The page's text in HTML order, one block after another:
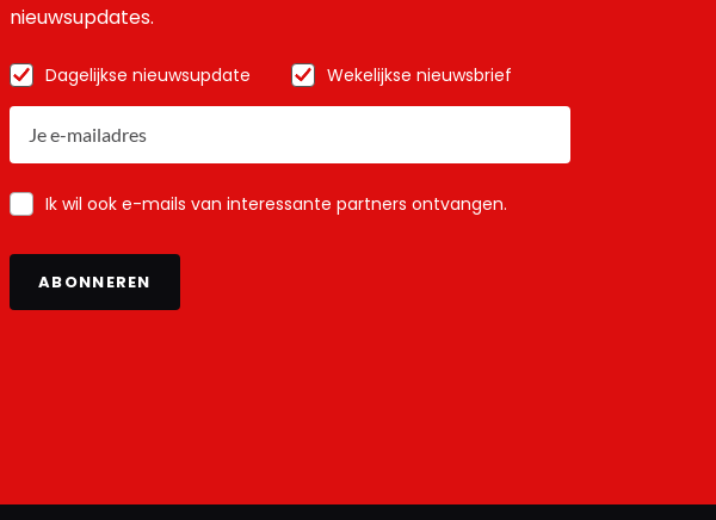
nieuwsupdates.
Dagelijkse nieuwsupdate Wekelijkse nieuwsbrief
Ik wil ook e-mails van interessante partners ontvangen.
ABONNEREN